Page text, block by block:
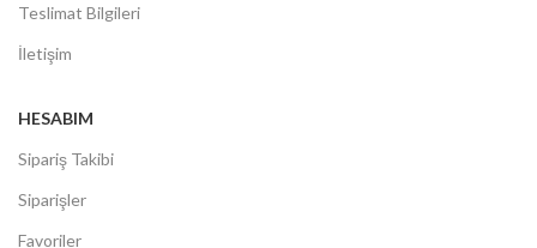
Teslimat Bilgileri
İletişim
HESABIM
Sipariş Takibi
Siparişler
Favoriler